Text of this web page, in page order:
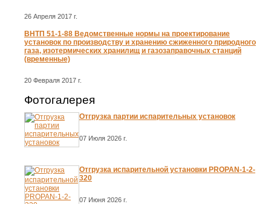
26 Апреля 2017 г.
ВНТП 51-1-88 Ведомственные нормы на проектирование
установок по производству и хранению сжиженного природного
газа, изотермических хранилищ и газозаправочных станций
(временные)
20 Февраля 2017 г.
Фотогалерея
Отгрузка партии испарительных установок
07 Июля 2026 г.
Отгрузка испарительной установки PROPAN-1-2-
320
07 Июня 2026 г.